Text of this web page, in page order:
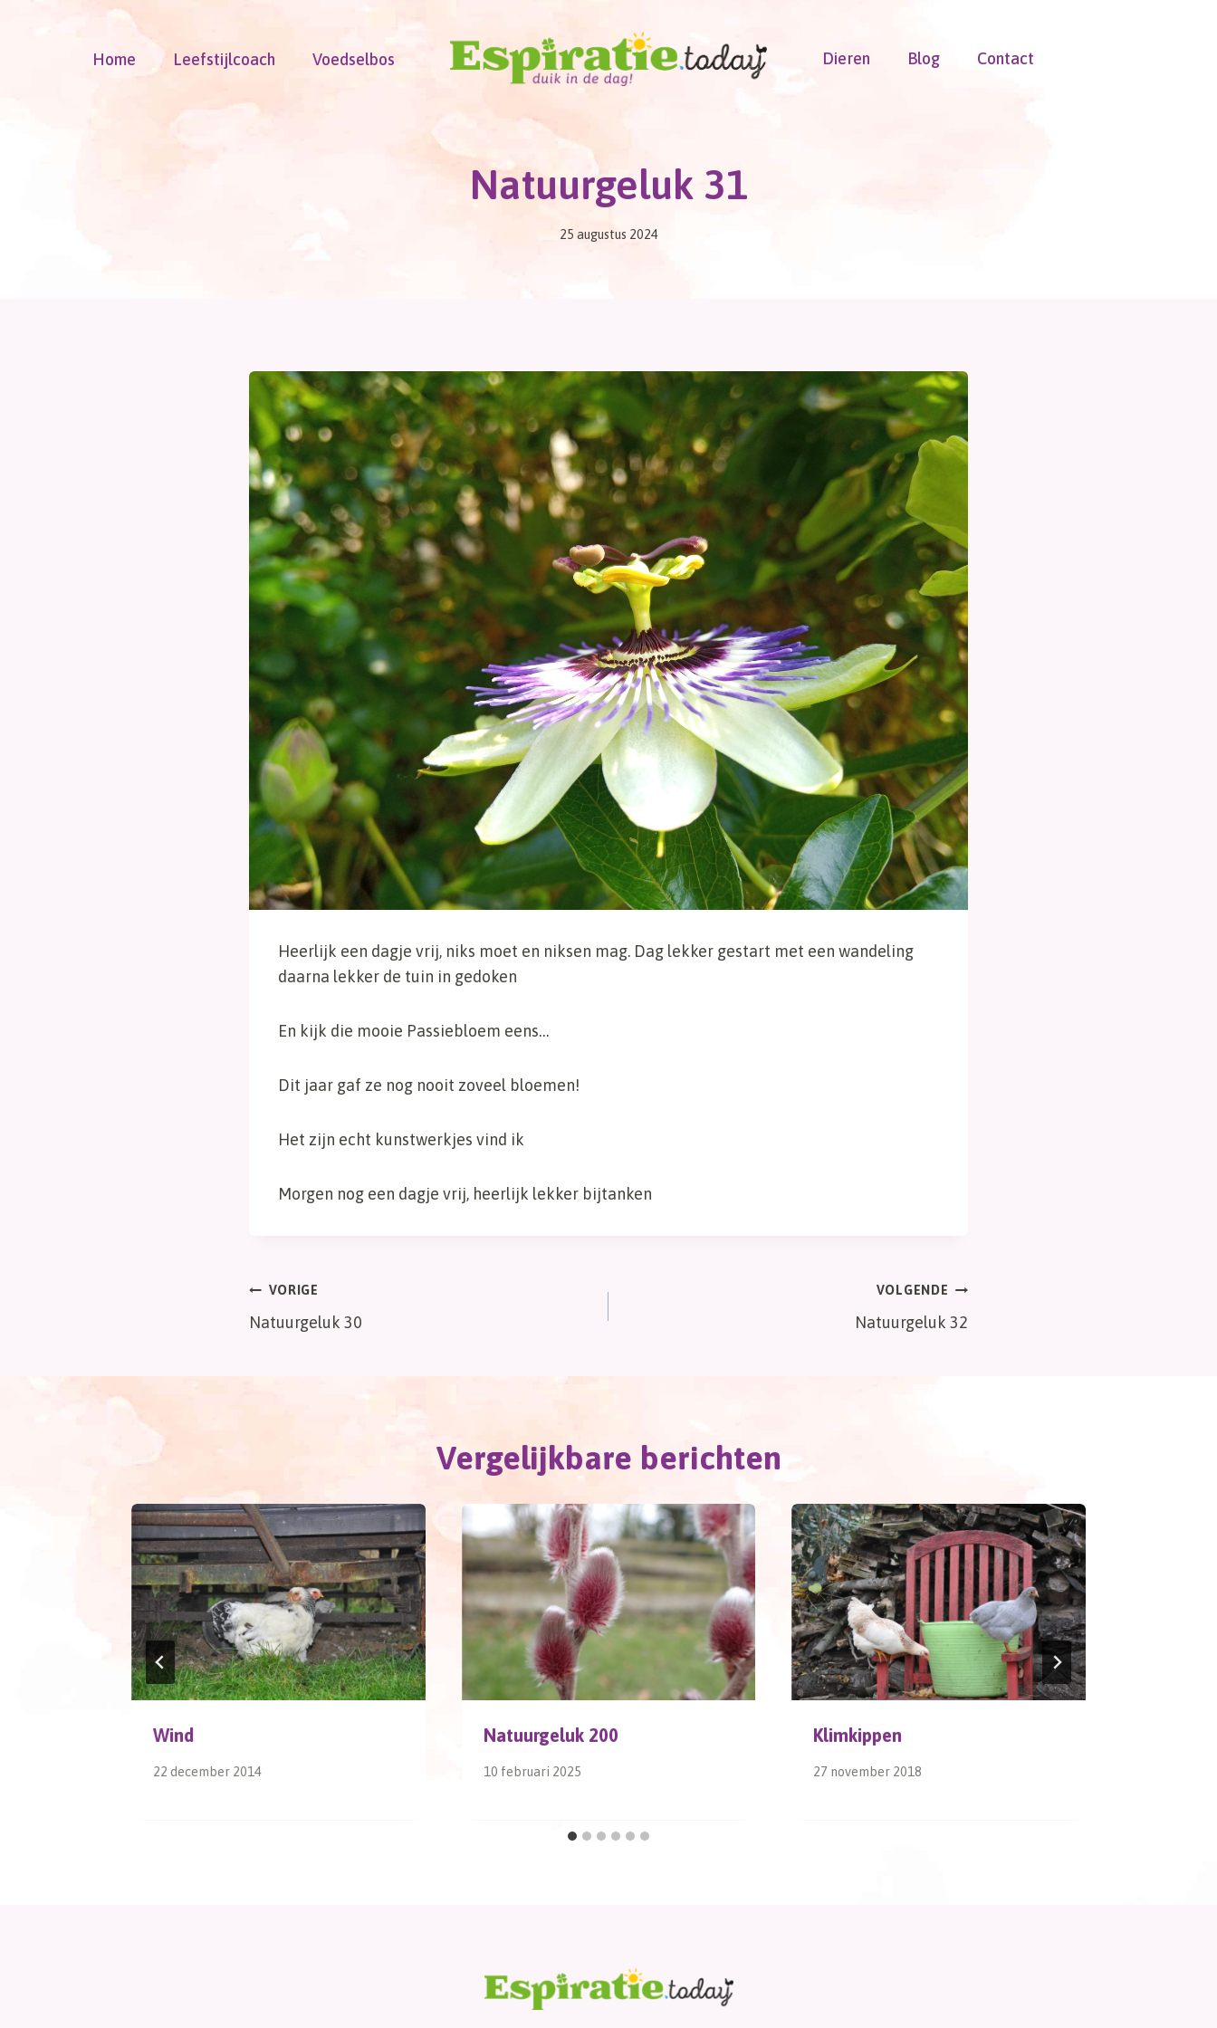
Home Leefstijlcoach Voedselbos Dieren Blog Contact
Natuurgeluk 31
25 augustus 2024
Heerlijk een dagje vrij, niks moet en niksen mag. Dag lekker gestart met een wandeling
daarna lekker de tuin in gedoken
En kijk die mooie Passiebloem eens…
Dit jaar gaf ze nog nooit zoveel bloemen!
Het zijn echt kunstwerkjes vind ik
Morgen nog een dagje vrij, heerlijk lekker bijtanken
Bericht
VORIGE
Natuurgeluk 30
VOLGENDE
Natuurgeluk 32
Vergelijkbare berichten
Wind
22 december 2014
Natuurgeluk 200
10 februari 2025
Klimkippen
27 november 2018